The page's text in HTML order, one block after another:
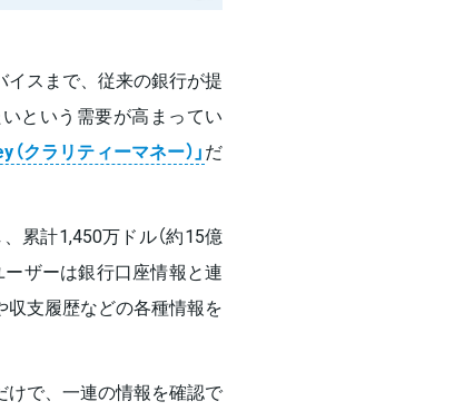
スまで、従来の銀行が提
という需要が高まってい
クラリティーマネー）」だ
累計1,450万ドル（約15億
ザーは銀行口座情報と連
支履歴などの各種情報を
けで、一連の情報を確認で